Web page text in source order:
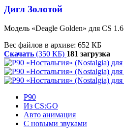
Дигл Золотой
Модель «Deagle Golden» для CS 1.6
Вес файлов в архиве: 652 КБ
Скачать (350 КБ) 181 загрузка
P90
Из CS:GO
Авто анимация
С новыми звуками